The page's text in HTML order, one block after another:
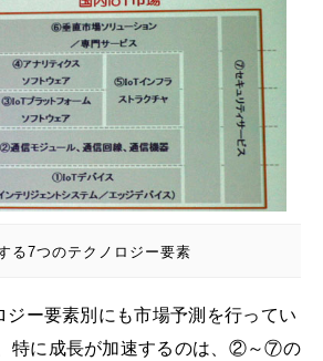
る7つのテクノロジー要素
ジー要素別にも市場予測を行ってい
特に成長が加速するのは、②～⑦の